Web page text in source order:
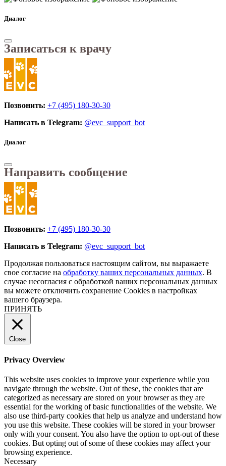
Диалог
Записаться к врачу
Позвонить: +7 (495) 180-30-30
Написать в Telegram: @evc_support_bot
Диалог
Направить сообщение
Позвонить: +7 (495) 180-30-30
Написать в Telegram: @evc_support_bot
Продолжая пользоваться настоящим сайтом, вы выражаете
свое согласие на обработку ваших персональных данных. В
случае несогласия с обработкой ваших персональных данных
вы можете отключить сохранение Cookies в настройках
вашего браузера.
ПРИНЯТЬ
Close
Privacy Overview
This website uses cookies to improve your experience while you
navigate through the website. Out of these, the cookies that are
categorized as necessary are stored on your browser as they are
essential for the working of basic functionalities of the website. We
also use third-party cookies that help us analyze and understand how
you use this website. These cookies will be stored in your browser
only with your consent. You also have the option to opt-out of these
cookies. But opting out of some of these cookies may affect your
browsing experience.
Necessary